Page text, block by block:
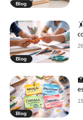
Blog
Blog
Blog